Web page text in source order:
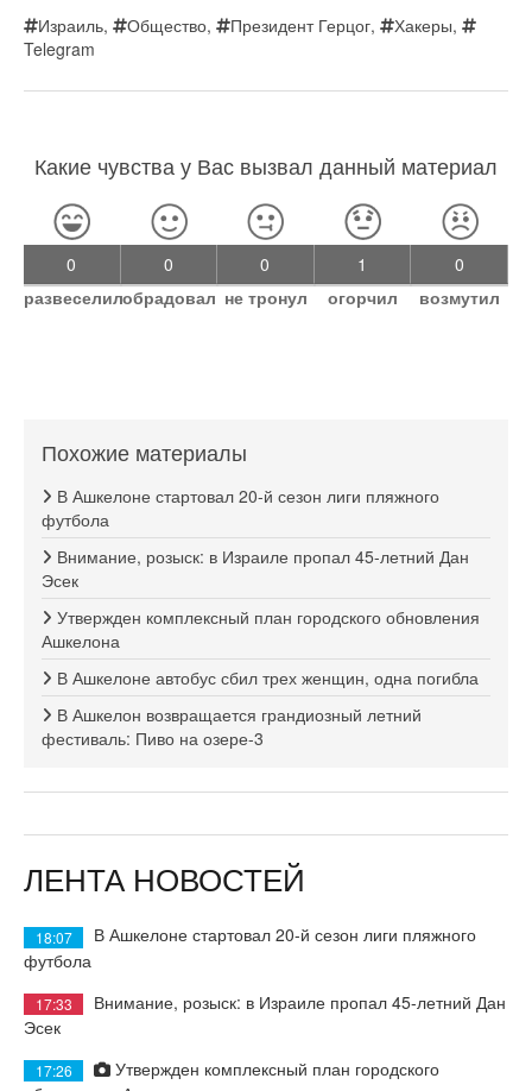
Израиль, Общество, Президент Герцог, Хакеры,
Telegram
Какие чувства у Вас вызвал данный материал
0
развеселил
0
обрадовал
0
не тронул
1
огорчил
0
возмутил
Похожие материалы
В Ашкелоне стартовал 20-й сезон лиги пляжного
футбола
Внимание, розыск: в Израиле пропал 45-летний Дан
Эсек
Утвержден комплексный план городского обновления
Ашкелона
В Ашкелоне автобус сбил трех женщин, одна погибла
В Ашкелон возвращается грандиозный летний
фестиваль: Пиво на озере-3
ЛЕНТА НОВОСТЕЙ
18:07
В Ашкелоне стартовал 20-й сезон лиги пляжного
футбола
17:33
Внимание, розыск: в Израиле пропал 45-летний Дан
Эсек
17:26
Утвержден комплексный план городского